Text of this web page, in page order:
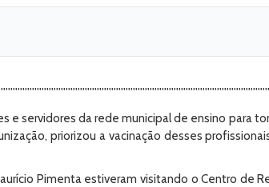
servidores da rede municipal de ensino para
priorizou a vacinação desses
Pimenta estiveram visitando o Centro de